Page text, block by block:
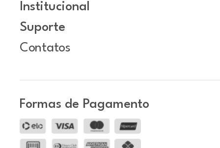
Institucional
Suporte
Contatos
Formas de Pagamento